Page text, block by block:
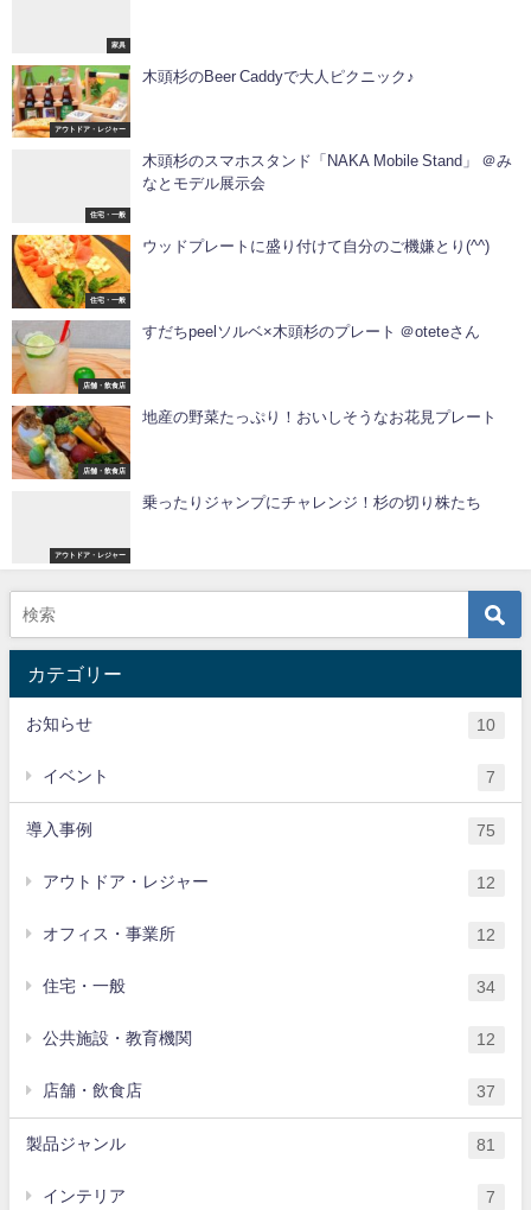
家具
アウトドア・レジャー
木頭杉のBeer Caddyで大人ピクニック♪
住宅・一般
木頭杉のスマホスタンド「NAKA Mobile Stand」 ＠み
なとモデル展示会
住宅・一般
ウッドプレートに盛り付けて自分のご機嫌とり️(^^)
店舗・飲食店
すだちpeelソルベ×木頭杉のプレート ＠oteteさん
店舗・飲食店
地産の野菜たっぷり！おいしそうなお花見プレート
アウトドア・レジャー
乗ったりジャンプにチャレンジ！杉の切り株たち
カテゴリー
お知らせ 10
イベント 7
導入事例 75
アウトドア・レジャー 12
オフィス・事業所 12
住宅・一般 34
公共施設・教育機関 12
店舗・飲食店 37
製品ジャンル 81
インテリア 7